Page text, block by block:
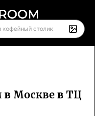
Москве в ТЦ